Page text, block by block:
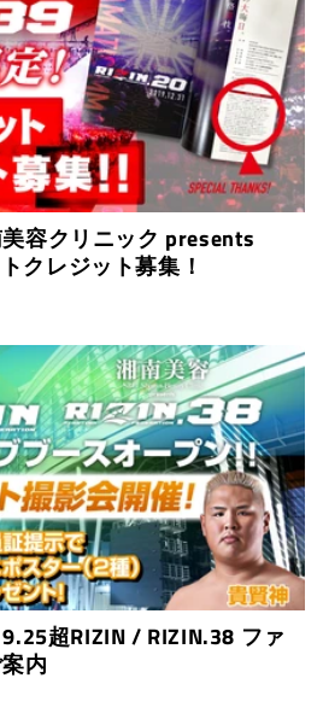
美容クリニック presents
クレジット募集！
超RIZIN / RIZIN.38 ファ
内